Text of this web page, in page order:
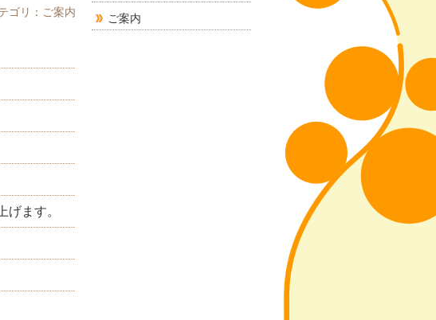
ゴリ：ご案内
ます。
ご案内